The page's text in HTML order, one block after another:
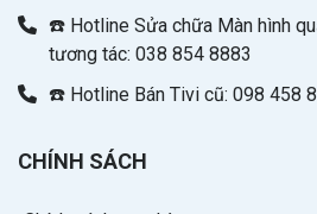
☎️ Hotline Sửa chữa Màn hình
tương tác: 038 854 8883
☎️ Hotline Bán Tivi cũ: 098 458
CHÍNH SÁCH